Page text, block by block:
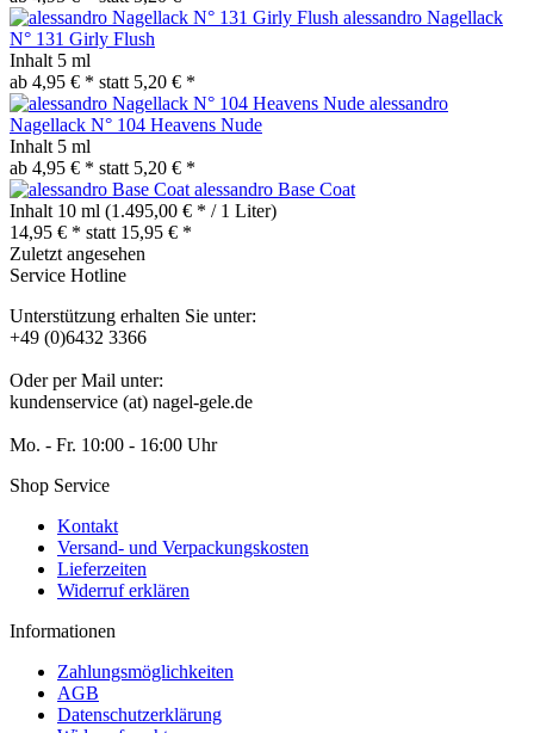
alessandro Nagellack
N° 131 Girly Flush
Inhalt 5 ml
ab 4,95 € * statt 5,20 € *
alessandro
Nagellack N° 104 Heavens Nude
Inhalt 5 ml
ab 4,95 € * statt 5,20 € *
alessandro Base Coat
Inhalt 10 ml (1.495,00 € * / 1 Liter)
14,95 € * statt 15,95 € *
Zuletzt angesehen
Service Hotline
Unterstützung erhalten Sie unter:
+49 (0)6432 3366
Oder per Mail unter:
kundenservice (at) nagel-gele.de
Mo. - Fr. 10:00 - 16:00 Uhr
Shop Service
Kontakt
Versand- und Verpackungskosten
Lieferzeiten
Widerruf erklären
Informationen
Zahlungsmöglichkeiten
AGB
Datenschutzerklärung